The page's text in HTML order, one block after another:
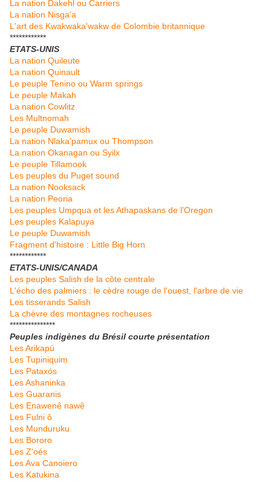
La nation Dakehl ou Carriers
La nation Nisga'a
L'art des Kwakwaka'wakw de Colombie britannique
************
ETATS-UNIS
La nation Quileute
La nation Quinault
Le peuple Tenino ou Warm springs
Le peuple Makah
La nation Cowlitz
Les Multnomah
Le peuple Duwamish
La nation Nlaka'pamux ou Thompson
La nation Okanagan ou Syilx
Le peuple Tillamook
Les peuples du Puget sound
La nation Nooksack
La nation Peoria
Les peuples Umpqua et les Athapaskans de l'Oregon
Les peuples Kalapuya
Le peuple Duwamish
Fragment d'histoire : Little Big Horn
************
ETATS-UNIS/CANADA
Les peuples Salish de la côte centrale
L'écho des palmiers : le cèdre rouge de l'ouest, l'arbre de vie
Les tisserands Salish
La chèvre des montagnes rocheuses
***************
Peuples indigènes du Brésil courte présentation
Les Arikapú
Les Tupiniquim
Les Pataxós
Les Ashaninka
Les Guaranis
Les Enawenê nawê
Les Fulni ô
Les Munduruku
Les Bororo
Les Z'oés
Les Ava Canoiero
Les Katukina